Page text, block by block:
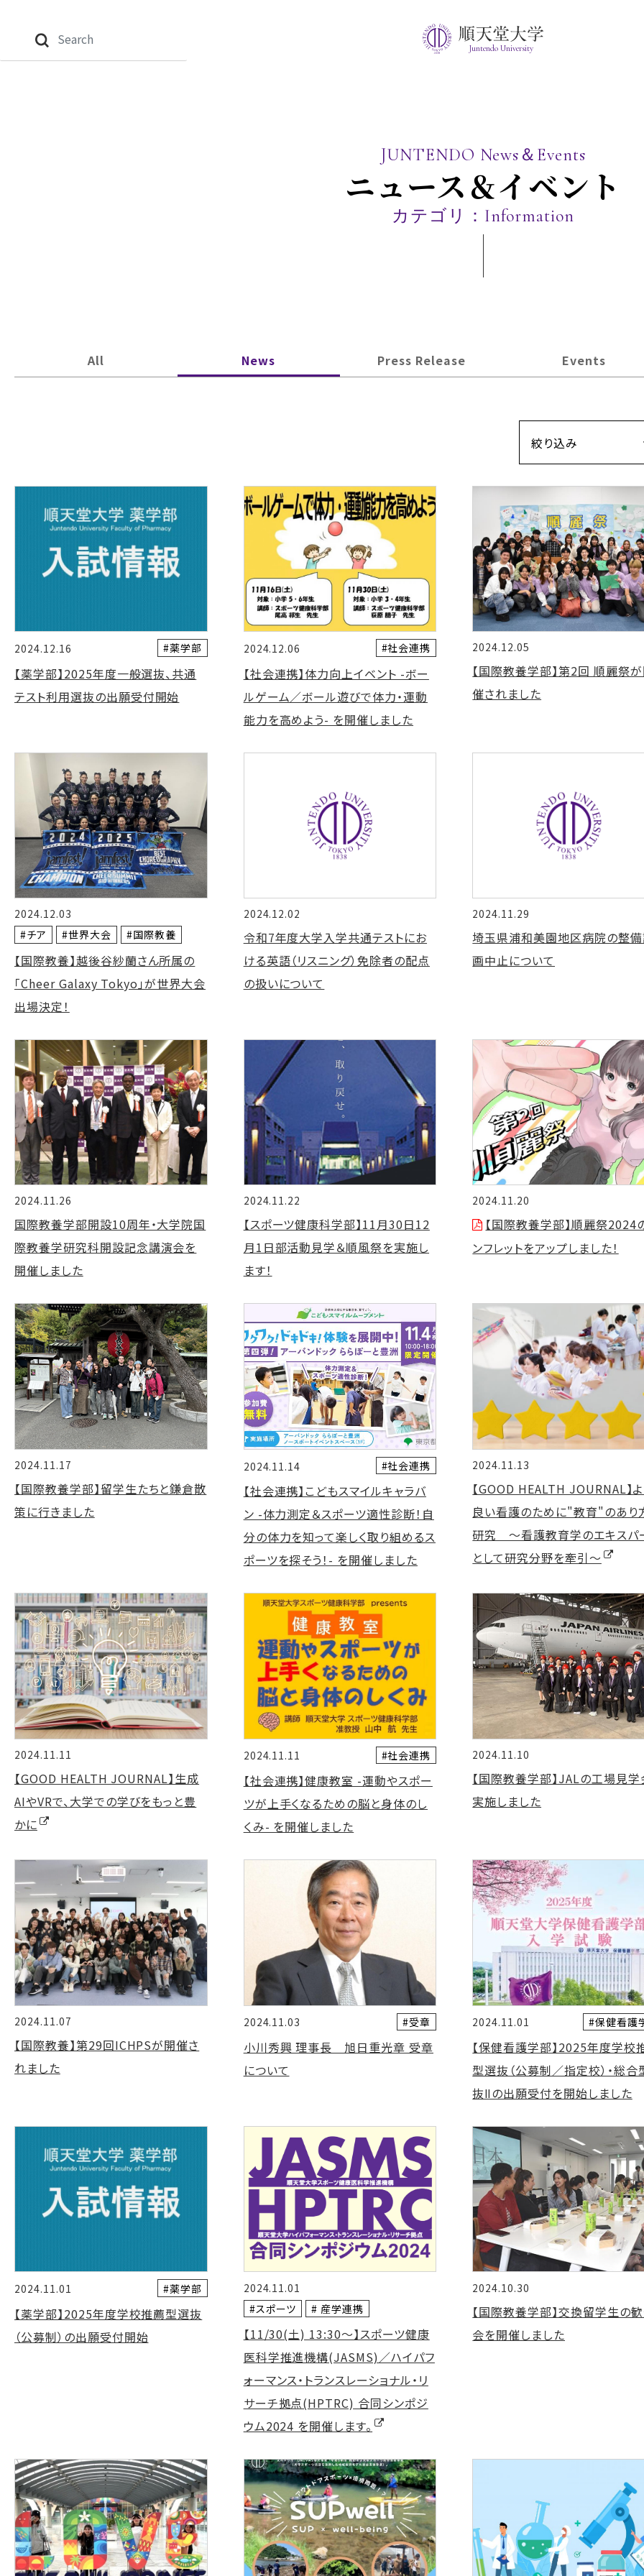
Juntendo University
JUNTENDO News＆Events
ニュース＆イベント
カテゴリ：Information
All News Press Release Events
絞り込み
2024.12.16 #薬学部
【薬学部】2025年度一般選抜、共通
テスト利用選抜の出願受付開始
2024.12.06 #社会連携
【社会連携】体力向上イベント -ボー
ルゲーム／ボール遊びで体力・運動
能力を高めよう- を開催しました
2024.12.05
【国際教養学部】第2回 順麗祭
催されました
2024.12.03
#チア
#世界大会 #国際教養
【国際教養】越後谷紗蘭さん所属の
「Cheer Galaxy Tokyo」が世界大会
出場決定！
2024.12.02
令和7年度大学入学共通テストにお
ける英語（リスニング）免除者の配点
の扱いについて
2024.11.29
埼玉県浦和美園地区病院の整
画中止について
2024.11.26
国際教養学部開設10周年・大学院国
際教養学研究科開設記念講演会を
開催しました
2024.11.22
【スポーツ健康科学部】11月30日12
月1日部活動見学＆順風祭を実施し
ます！
2024.11.20
【国際教養学部】順麗祭2024
ンフレットをアップしました！
2024.11.17
【国際教養学部】留学生たちと鎌倉散
策に行きました
2024.11.14 #社会連携
【社会連携】こどもスマイルキャラバ
ン -体力測定＆スポーツ適性診断！自
分の体力を知って楽しく取り組めるス
ポーツを探そう！- を開催しました
2024.11.13
【GOOD HEALTH JOURNAL】
良い看護のために"教育"のあり
研究 ～看護教育学のエキスパ
として研究分野を牽引～
2024.11.11
【GOOD HEALTH JOURNAL】生成
AIやVRで、大学での学びをもっと豊
かに
2024.11.11 #社会連携
【社会連携】健康教室 -運動やスポー
ツが上手くなるための脳と身体のし
くみ- を開催しました
2024.11.10
【国際教養学部】JALの工場見
実施しました
2024.11.07
【国際教養】第29回ICHPSが開催さ
れました
2024.11.03 #受章
小川秀興 理事長 旭日重光章 受章
について
2024.11.01 #保健看護
【保健看護学部】2025年度学校
型選抜（公募制／指定校）・総合
抜Ⅱの出願受付を開始しました
2024.11.01 #薬学部
【薬学部】2025年度学校推薦型選抜
（公募制）の出願受付開始
2024.11.01
#スポーツ
# 産学連携
【11/30(土) 13:30～】スポーツ健康
医科学推進機構(JASMS)／ハイパフ
ォーマンス・トランスレーショナル・リ
サーチ拠点(HPTRC) 合同シンポジ
ウム2024 を開催します。
2024.10.30
【国際教養学部】交換留学生の
会を開催しました